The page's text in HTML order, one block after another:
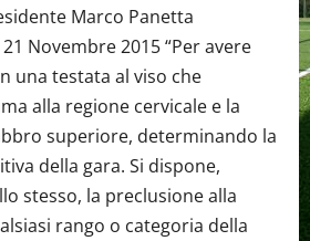
Marco Panetta
Novembre 2015 “Per avere
una testata al viso che
alla regione cervicale e la
superiore, determinando la
della gara. Si dispone,
stesso, la preclusione alla
rango o categoria della